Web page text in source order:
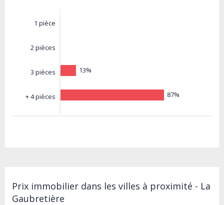
1 pièce
2 pièces
3 pièces
+ 4 pièces
13%
87%
Prix immobilier dans les villes à proximité - La
Gaubretière